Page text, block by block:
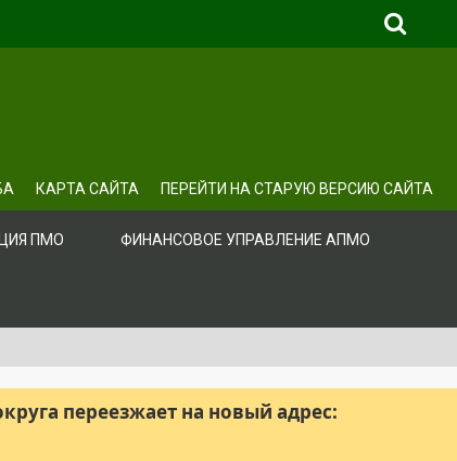
КАРТА САЙТА ПЕРЕЙТИ НА СТАРУЮ ВЕРСИЮ САЙТА
ПМО ФИНАНСОВОЕ УПРАВЛЕНИЕ АПМО
переезжает на новый адрес: